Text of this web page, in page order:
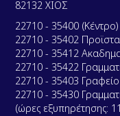
82132 ΧΙΟΣ
22710 - 35400 (Κέντρο)
22710 - 35402
22710 - 35412
22710 - 35422
22710 - 35403
22710 - 35430
(ώρες εξυπηρέτησης: